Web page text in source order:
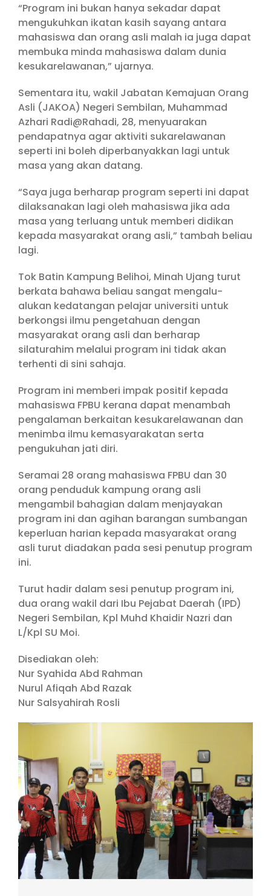
“Program ini bukan hanya sekadar dapat
mengukuhkan ikatan kasih sayang antara
mahasiswa dan orang asli malah ia juga dapat
membuka minda mahasiswa dalam dunia
kesukarelawanan,” ujarnya.
Sementara itu, wakil Jabatan Kemajuan Orang
Asli (JAKOA) Negeri Sembilan, Muhammad
Azhari Radi@Rahadi, 28, menyuarakan
pendapatnya agar aktiviti sukarelawanan
seperti ini boleh diperbanyakkan lagi untuk
masa yang akan datang.
“Saya juga berharap program seperti ini dapat
dilaksanakan lagi oleh mahasiswa jika ada
masa yang terluang untuk memberi didikan
kepada masyarakat orang asli,” tambah beliau
lagi.
Tok Batin Kampung Belihoi, Minah Ujang turut
berkata bahawa beliau sangat mengalu-
alukan kedatangan pelajar universiti untuk
berkongsi ilmu pengetahuan dengan
masyarakat orang asli dan berharap
silaturahim melalui program ini tidak akan
terhenti di sini sahaja.
Program ini memberi impak positif kepada
mahasiswa FPBU kerana dapat menambah
pengalaman berkaitan kesukarelawanan dan
menimba ilmu kemasyarakatan serta
pengukuhan jati diri.
Seramai 28 orang mahasiswa FPBU dan 30
orang penduduk kampung orang asli
mengambil bahagian dalam menjayakan
program ini dan agihan barangan sumbangan
keperluan harian kepada masyarakat orang
asli turut diadakan pada sesi penutup program
ini.
Turut hadir dalam sesi penutup program ini,
dua orang wakil dari Ibu Pejabat Daerah (IPD)
Negeri Sembilan, Kpl Muhd Khaidir Nazri dan
L/Kpl SU Moi.
Disediakan oleh:
Nur Syahida Abd Rahman
Nurul Afiqah Abd Razak
Nur Salsyahirah Rosli